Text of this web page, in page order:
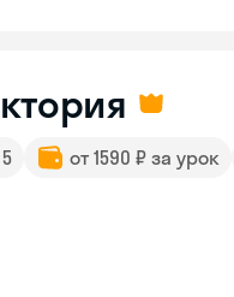
5 от 1590 ₽ за урок